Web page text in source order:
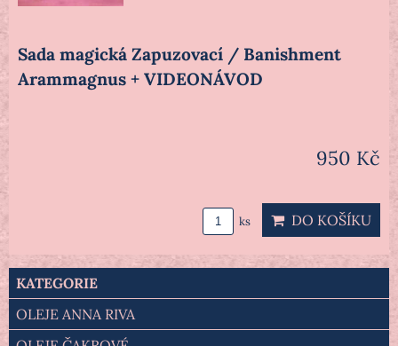
Sada magická Zapuzovací / Banishment
Arammagnus + VIDEONÁVOD
950 Kč
ks DO KOŠÍKU
KATEGORIE
OLEJE ANNA RIVA